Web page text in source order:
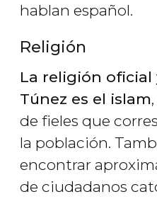
hablan español.
Religión
La religión
Túnez es el islam
de fieles que
la población.
encontrar
de ciudadanos